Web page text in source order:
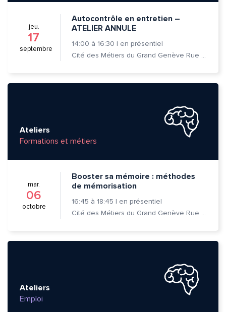
jeu.
17
septembre
Autocontrôle en entretien –
ATELIER ANNULE
14:00 à 16:30 | en présentiel
Cité des Métiers du Grand Genève Rue Prévost-Martin 6 1205 Genève
Ateliers
Formations et métiers
mar.
06
octobre
Booster sa mémoire : méthodes
de mémorisation
16:45 à 18:45 | en présentiel
Cité des Métiers du Grand Genève Rue Prévost-Martin 6 1205 Genève
Ateliers
Emploi